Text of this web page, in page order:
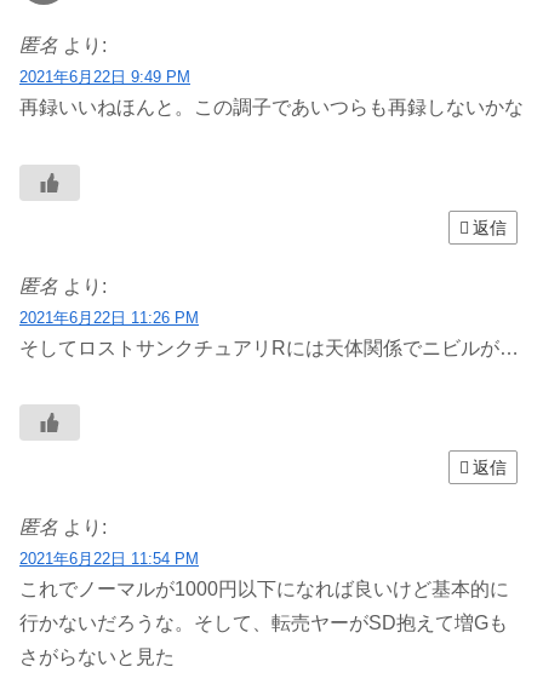
匿名 より:
2021年6月22日 9:49 PM
再録いいねほんと。この調子であいつらも再録しないかな
返信
匿名 より:
2021年6月22日 11:26 PM
そしてロストサンクチュアリRには天体関係でニビルが…
返信
匿名 より:
2021年6月22日 11:54 PM
これでノーマルが1000円以下になれば良いけど基本的に
行かないだろうな。そして、転売ヤーがSD抱えて増Gも
さがらないと見た